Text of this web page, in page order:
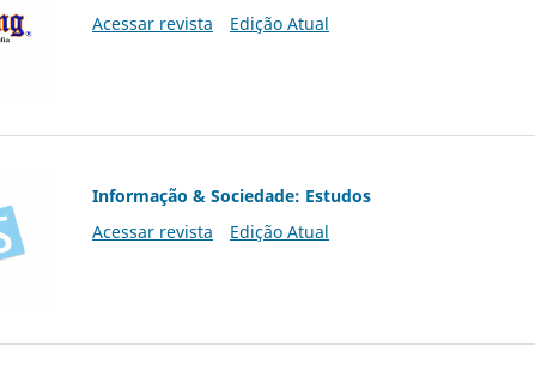
Acessar revista
Edição Atual
Informação & Sociedade: Estudos
Acessar revista
Edição Atual